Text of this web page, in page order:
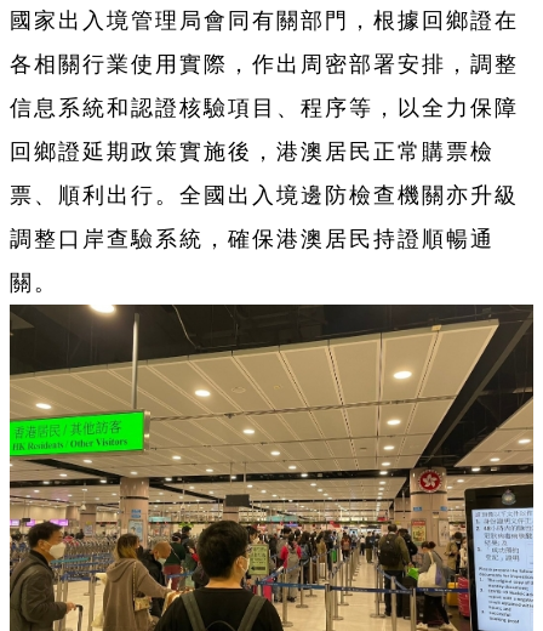
國家出入境管理局會同有關部門，根據回鄉證在
各相關行業使用實際，作出周密部署安排，調整
信息系統和認證核驗項目、程序等，以全力保障
回鄉證延期政策實施後，港澳居民正常購票檢
票、順利出行。全國出入境邊防檢查機關亦升級
調整口岸查驗系統，確保港澳居民持證順暢通
關。